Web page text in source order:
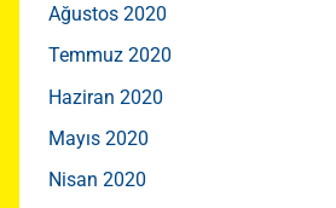
Ağustos 2020
Temmuz 2020
Haziran 2020
Mayıs 2020
Nisan 2020